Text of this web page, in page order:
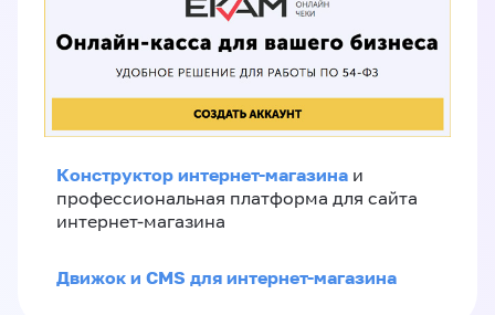
Конструктор интернет-магазина и
профессиональная платформа для сайта
интернет-магазина
Движок и CMS для интернет-магазина